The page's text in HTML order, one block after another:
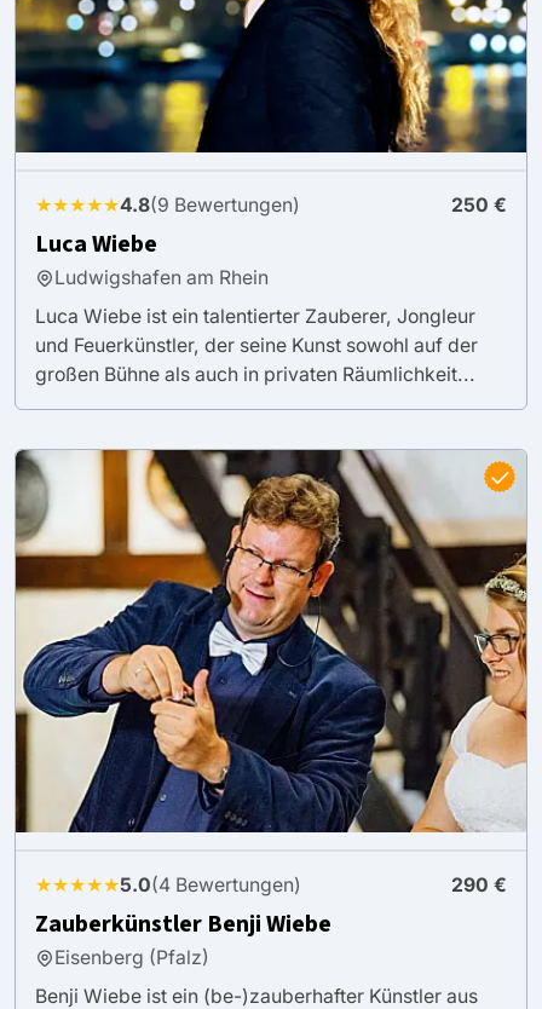
★★★★★4.8(9 Bewertungen) 250 €
Luca Wiebe
Ludwigshafen am Rhein
Luca Wiebe ist ein talentierter Zauberer, Jongleur
und Feuerkünstler, der seine Kunst sowohl auf der
großen Bühne als auch in privaten Räumlichkeit...
★★★★★5.0(4 Bewertungen) 290 €
Zauberkünstler Benji Wiebe
Eisenberg (Pfalz)
Benji Wiebe ist ein (be-)zauberhafter Künstler aus